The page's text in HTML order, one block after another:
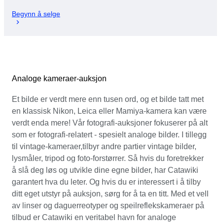
Begynn å selge
Analoge kameraer-auksjon
Et bilde er verdt mere enn tusen ord, og et bilde tatt met
en klassisk Nikon, Leica eller Mamiya-kamera kan være
verdt enda mere! Vår fotografi-auksjoner fokuserer på alt
som er fotografi-relatert - spesielt analoge bilder. I tillegg
til vintage-kameraer,tilbyr andre partier vintage bilder,
lysmåler, tripod og foto-forstørrer. Så hvis du foretrekker
å slå deg løs og utvikle dine egne bilder, har Catawiki
garantert hva du leter. Og hvis du er interessert i å tilby
ditt eget utstyr på auksjon, sørg for å ta en titt. Med et vell
av linser og daguerreotyper og speilreflekskameraer på
tilbud er Catawiki en veritabel havn for analoge